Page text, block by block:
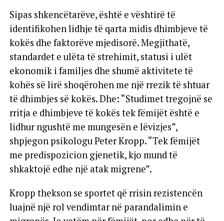
Sipas shkencëtarëve, është e vështirë të
identifikohen lidhje të qarta midis dhimbjeve të
kokës dhe faktorëve mjedisorë. Megjithatë,
standardet e ulëta të strehimit, statusi i ulët
ekonomik i familjes dhe shumë aktivitete të
kohës së lirë shoqërohen me një rrezik të shtuar
të dhimbjes së kokës. Dhe: “Studimet tregojnë se
rritja e dhimbjeve të kokës tek fëmijët është e
lidhur ngushtë me mungesën e lëvizjes”,
shpjegon psikologu Peter Kropp. “Tek fëmijët
me predispozicion gjenetik, kjo mund të
shkaktojë edhe një atak migrene”.
Kropp thekson se sportet që rrisin rezistencën
luajnë një rol vendimtar në parandalimin e